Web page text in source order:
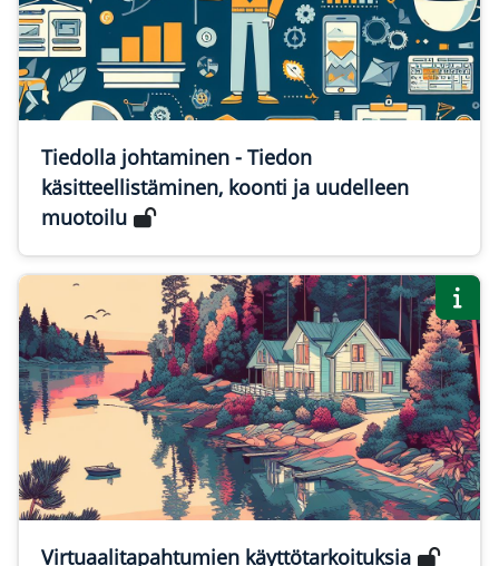
Tiedolla johtaminen - Tiedon
käsitteellistäminen, koonti ja uudelleen
muotoilu
Virtuaalitapahtumien käyttötarkoituksia